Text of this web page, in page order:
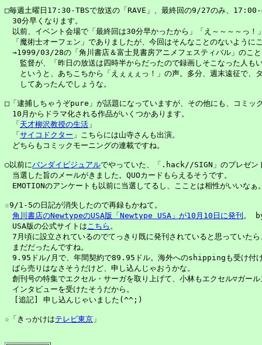
□毎週土曜日17:30-TBSで放送の「RAVE」、最終回の9/27のみ、17:00-
30分早くなります。
以前、イベント会場で「最終回は30分早かったから」「え～～～～っ！
「魔術士オーフェン」でありましたが、今回はそんなことのないように
→1999/03/28の「角川書店＆富士見書房アニメフェスティバル」のこと
監督が、「昨日の放送は四時半からだったので録画しそこなった人も
というと、あちこちから「えぇぇぇっ！」の声。多分、週末遠征で、
してあったんでしょうな。
□「逮捕しちゃうぞpure」が話題になっていますが、その他にも、コミッ
10月からドラマ化される作品がいくつかあります。
「 天才柳沢教授の生活 」
「 サイコドクター 」こちらには山寺さんも出演。
どちらもコミックモーニングの連載ですね。
○以前にバンダイビジュアルでやっていた、「.hack//SIGN」のプレゼン
当選した旨のメールがきました。QUOカードもらえるそうです。
EMOTIONのアンケートも以前に当選してるし、こことは相性がいいなぁ
☆9/1-5の日記が消失したので再録もかねて。
角川書店のNewtypeのUSA版「Newtype USA」が10月10日に発刊 。
USA版の公式サイトはこちら 。
7月頃に設立されているのでてっきり既に発刊されていると思っていたら
まだだったんですね。
9.95ドル/月で、年間契約で89.95ドル。海外へのshippingも受け付
ばら売りはなさそうだけど、申し込んじゃおうかな。
創刊号の特集でエクセル・サーガを取り上げて、小林もエクセル▽ガール
インタビューを受けたそうだから。
  [追記] 申し込んじゃいました(^^;)
☆「きっかけはテレビ東京 」